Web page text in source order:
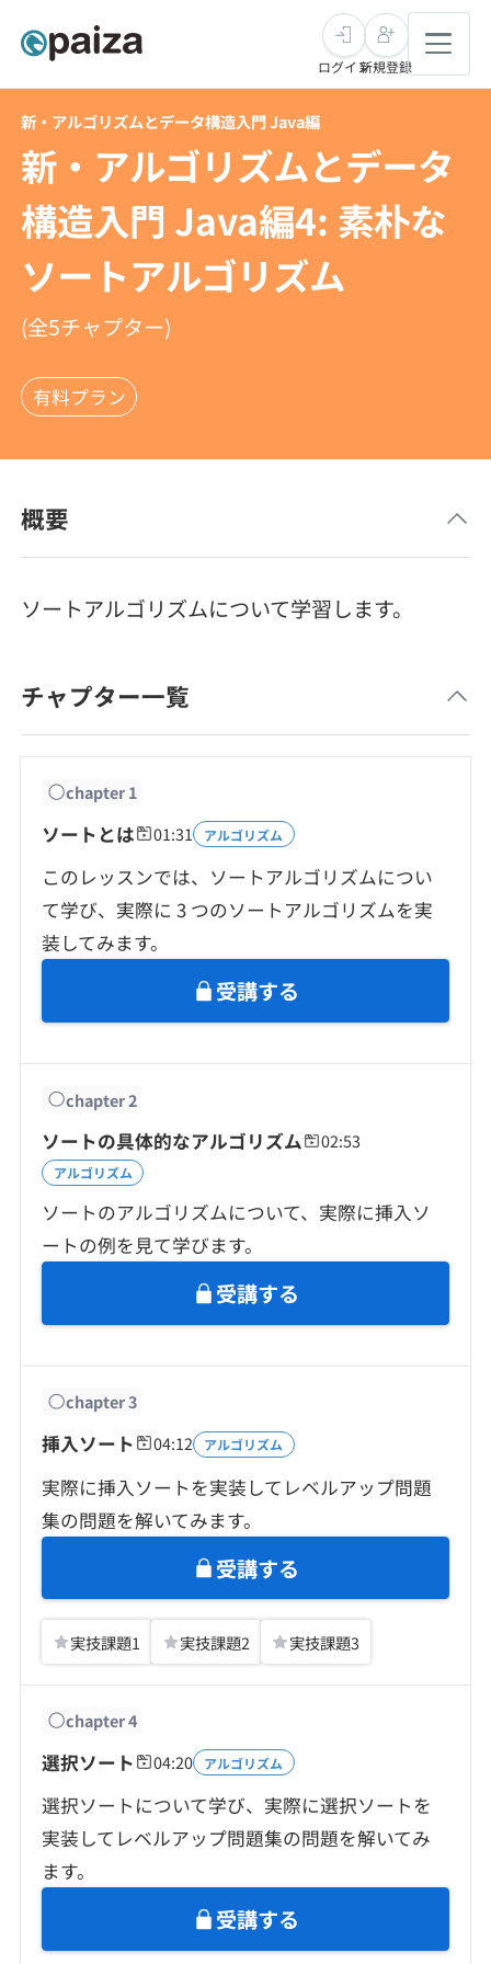
求人検索
インタビュー
転職成功ガイド
転職エージェント
未経験転職
求人検索
インタビュー
転職成功ガイド
新卒就活
求人検索
本選考
新卒エージェント
イベント・セミナー
就活成功ガイド
学習
講座一覧
4択課題
プラン
個人向けプラン
学校向けプラン
スキルチェック
SQL
メディア
note
paizaとは？
ログイン新規登録
新・アルゴリズムとデータ構造入門 Java編
新・アルゴリズムとデータ
構造入門 Java編4: 素朴な
ソートアルゴリズム
(全5チャプター)
有料プラン
概要
ソートアルゴリズムについて学習します。
チャプター一覧
chapter1
ソートとは 01:31 アルゴリズム
このレッスンでは、ソートアルゴリズムについ
て学び、実際に 3 つのソートアルゴリズムを実
装してみます。
受講する
chapter2
ソートの具体的なアルゴリズム 02:53
アルゴリズム
ソートのアルゴリズムについて、実際に挿入ソ
ートの例を見て学びます。
受講する
chapter3
挿入ソート 04:12 アルゴリズム
実際に挿入ソートを実装してレベルアップ問題
集の問題を解いてみます。
受講する
実技課題1 実技課題2 実技課題3
chapter4
選択ソート 04:20 アルゴリズム
選択ソートについて学び、実際に選択ソートを
実装してレベルアップ問題集の問題を解いてみ
ます。
受講する